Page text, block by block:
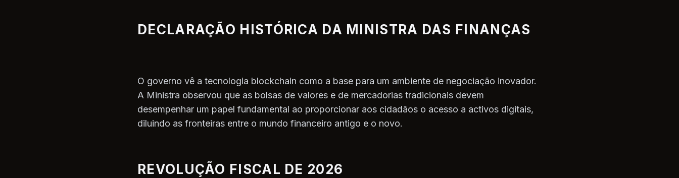
DECLARAÇÃO HISTÓRICA DA MINISTRA DAS FINANÇAS
O governo vê a tecnologia blockchain como a base para um ambiente de negociação inovador.
A Ministra observou que as bolsas de valores e de mercadorias tradicionais devem
desempenhar um papel fundamental ao proporcionar aos cidadãos o acesso a activos digitais,
diluindo as fronteiras entre o mundo financeiro antigo e o novo.
REVOLUÇÃO FISCAL DE 2026